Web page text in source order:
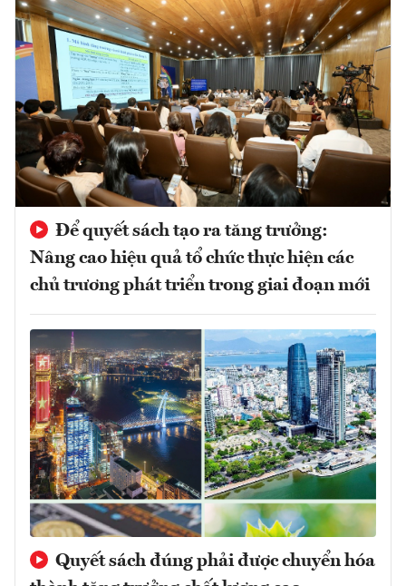
Để quyết sách tạo ra tăng trưởng:
Nâng cao hiệu quả tổ chức thực hiện các
chủ trương phát triển trong giai đoạn mới
Quyết sách đúng phải được chuyển hóa